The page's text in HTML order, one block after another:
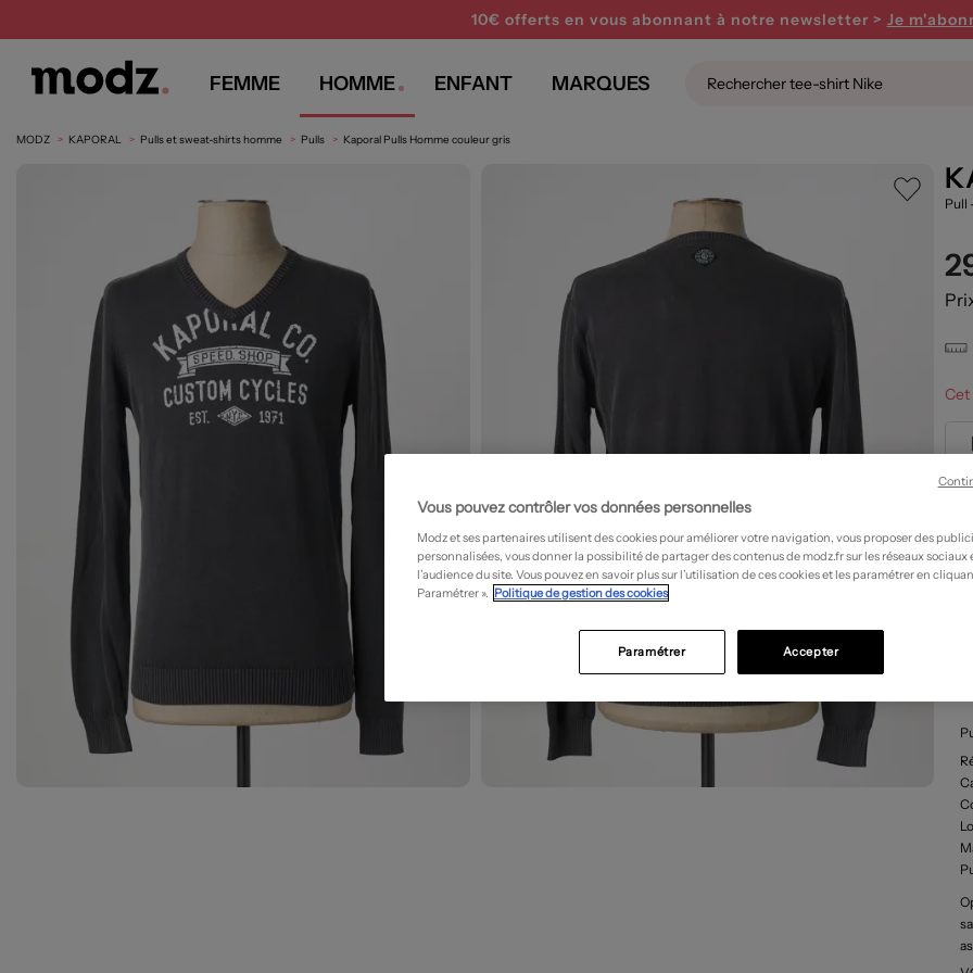
10€ offerts en vous abonnant à notre newsletter > Je
FEMME HOMME ENFANT MARQUES
MODZ KAPORAL Pulls et sweat-shirts homme Pulls Kaporal Pulls Homme couleur gris
Pull
Cet
la
Vous pouvez contrôler vos données personnelles
Modz et ses partenaires utilisent des cookies pour améliorer votre navigation, vous proposer des
personnalisées, vous donner la possibilité de partager des contenus de modz.fr sur les réseaux sociaux
l’audience du site. Vous pouvez en savoir plus sur l’utilisation de ces cookies et les paramétrer en
Paramétrer ». Politique de gestion des cookies
Accepter
Paramétrer